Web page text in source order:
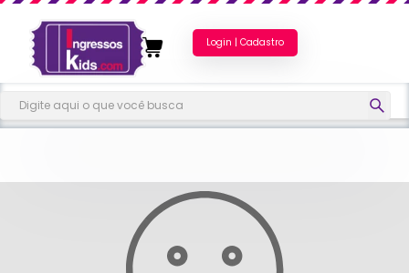
Login | Cadastro